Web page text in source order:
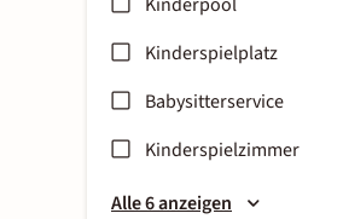
Kinderspielplatz
Babysitterservice
Kinderspielzimmer
Alle 6 anzeigen